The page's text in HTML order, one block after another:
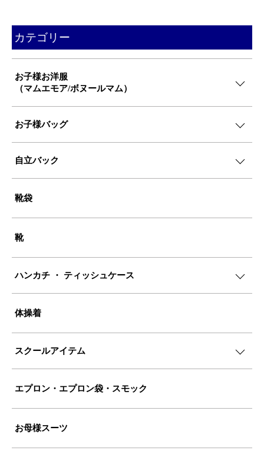
カテゴリー
お子様お洋服
（マムエモア/ボヌールマム）
お子様バッグ
自立バック
靴袋
靴
ハンカチ ・ ティッシュケース
体操着
スクールアイテム
エプロン・エプロン袋・スモック
お母様スーツ